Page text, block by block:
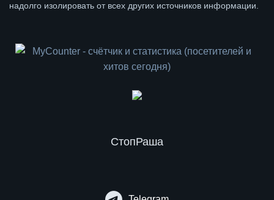
надолго изолировать от всех других источников информации.
СтопРаша